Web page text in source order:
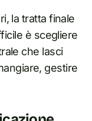
la tratta finale
è scegliere
che lasci
gestire